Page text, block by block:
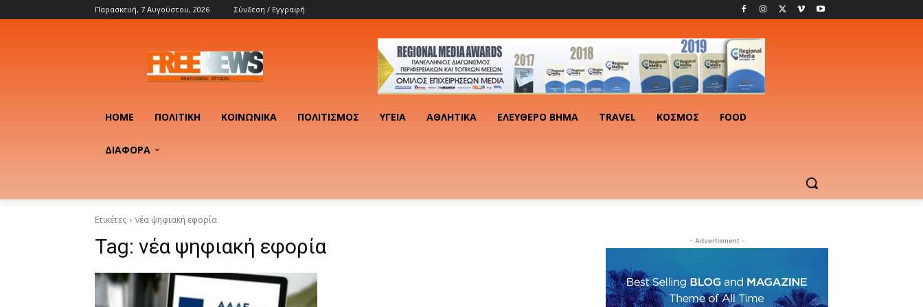
Παρασκευή, 7 Αυγούστου, 2026 Σύνδεση / Εγγραφή
HOME ΠΟΛΙΤΙΚΉ ΚΟΙΝΩΝΙΚΆ ΠΟΛΙΤΙΣΜΌΣ ΥΓΕΊΑ ΑΘΛΗΤΙΚΆ ΕΛΕΎΘΕΡΟ ΒΉΜΑ TRAVEL ΚΟΣΜΟΣ FOOD
ΔΙΑΦΟΡΑ
Ετικέτες νέα ψηφιακή εφορία
Tag: νέα ψηφιακή εφορία - Advertisment -